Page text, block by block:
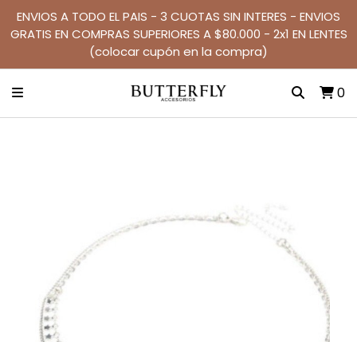
ENVIOS A TODO EL PAIS - 3 CUOTAS SIN INTERES - ENVIOS
GRATIS EN COMPRAS SUPERIORES A $80.000 - 2x1 EN LENTES
(colocar cupón en la compra)
0